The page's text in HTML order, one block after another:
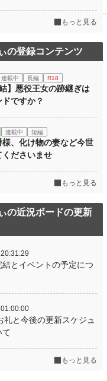
もっと見る
の登録コンテンツ
連載中 長編 R18
】悪役王女の跡継ぎは
ですか？
連載中 短編
様、化け物の妻など今世
くださいませ
もっと見る
の近況ボードの更新
結とイベントの予定につ
礼と今後の更新スケジュ
て
もっと見る